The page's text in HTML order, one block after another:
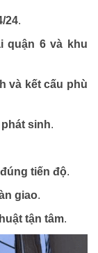
24.
quận 6 và khu
và kết cấu phù
sinh.
tiến độ.
giao.
tận tâm.